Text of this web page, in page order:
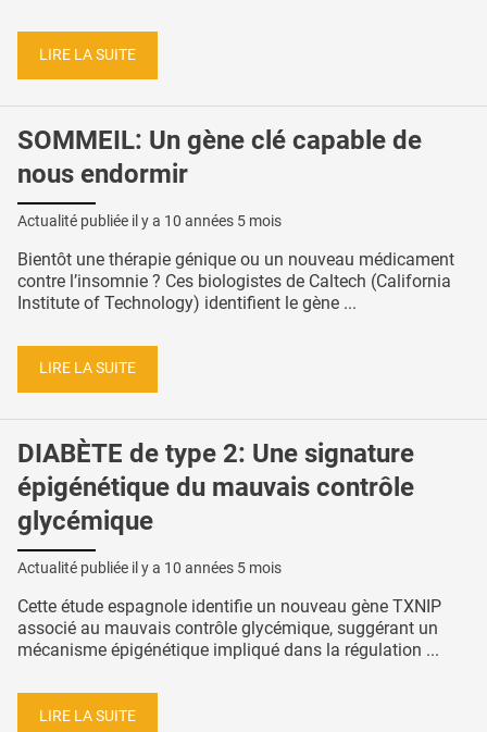
LIRE LA SUITE
SOMMEIL: Un gène clé capable de
nous endormir
Actualité publiée il y a 10 années 5 mois
Bientôt une thérapie génique ou un nouveau médicament
contre l’insomnie ? Ces biologistes de Caltech (California
Institute of Technology) identifient le gène ...
LIRE LA SUITE
DIABÈTE de type 2: Une signature
épigénétique du mauvais contrôle
glycémique
Actualité publiée il y a 10 années 5 mois
Cette étude espagnole identifie un nouveau gène TXNIP
associé au mauvais contrôle glycémique, suggérant un
mécanisme épigénétique impliqué dans la régulation ...
LIRE LA SUITE